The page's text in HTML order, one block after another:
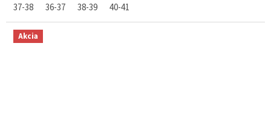
37-38 36-37 38-39 40-41
Akcia